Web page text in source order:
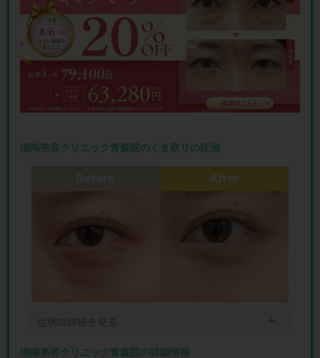
湘南美容クリニック青森院のくま取りの症例
After
＋
湘南美容クリニック青森院の詳細情報